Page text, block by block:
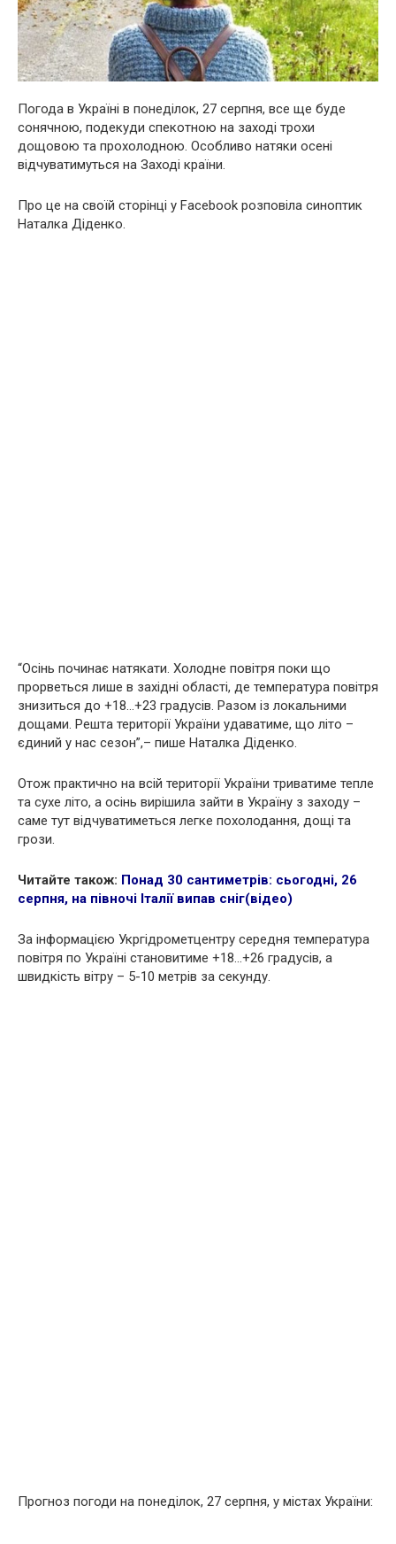
Погода в Україні в понеділок, 27 серпня, все ще буде
сонячною, подекуди спекотною на заході трохи
дощовою та прохолодною. Особливо натяки осені
відчуватимуться на Заході країни.
Про це на своїй сторінці у Facebook розповіла синоптик
Наталка Діденко.
“Осінь починає натякати. Холодне повітря поки що
прорветься лише в західні області, де температура повітря
знизиться до +18…+23 градусів. Разом із локальними
дощами. Решта території України удаватиме, що літо –
єдиний у нас сезон”,– пише Наталка Діденко.
Отож практично на всій території України триватиме тепле
та сухе літо, а осінь вирішила зайти в Україну з заходу –
саме тут відчуватиметься легке похолодання, дощі та
грози.
Читайте також: Понад 30 сантиметрів: сьогодні, 26
серпня, на півночі Італії випав сніг(відео)
За інформацією Укргідрометцентру середня температура
повітря по Україні становитиме +18…+26 градусів, а
швидкість вітру – 5-10 метрів за секунду.
Прогноз погоди на понеділок, 27 серпня, у містах України: